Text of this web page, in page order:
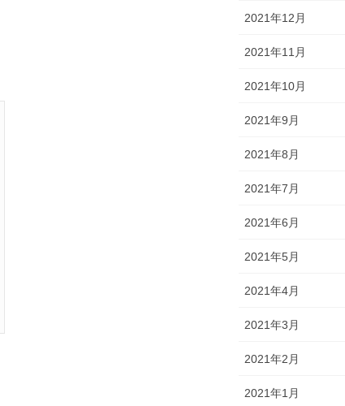
2021年12月
2021年11月
2021年10月
2021年9月
2021年8月
2021年7月
2021年6月
2021年5月
2021年4月
2021年3月
2021年2月
2021年1月